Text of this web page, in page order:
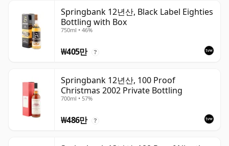
Springbank 12년산, Black Label Eighties
Bottling with Box
750ml • 46%
₩405만 ?
Springbank 12년산, 100 Proof
Christmas 2002 Private Bottling
700ml • 57%
₩486만 ?